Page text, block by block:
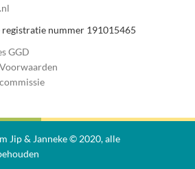
registratie nummer 191015465
GGD
Jip & Janneke © 2020, alle